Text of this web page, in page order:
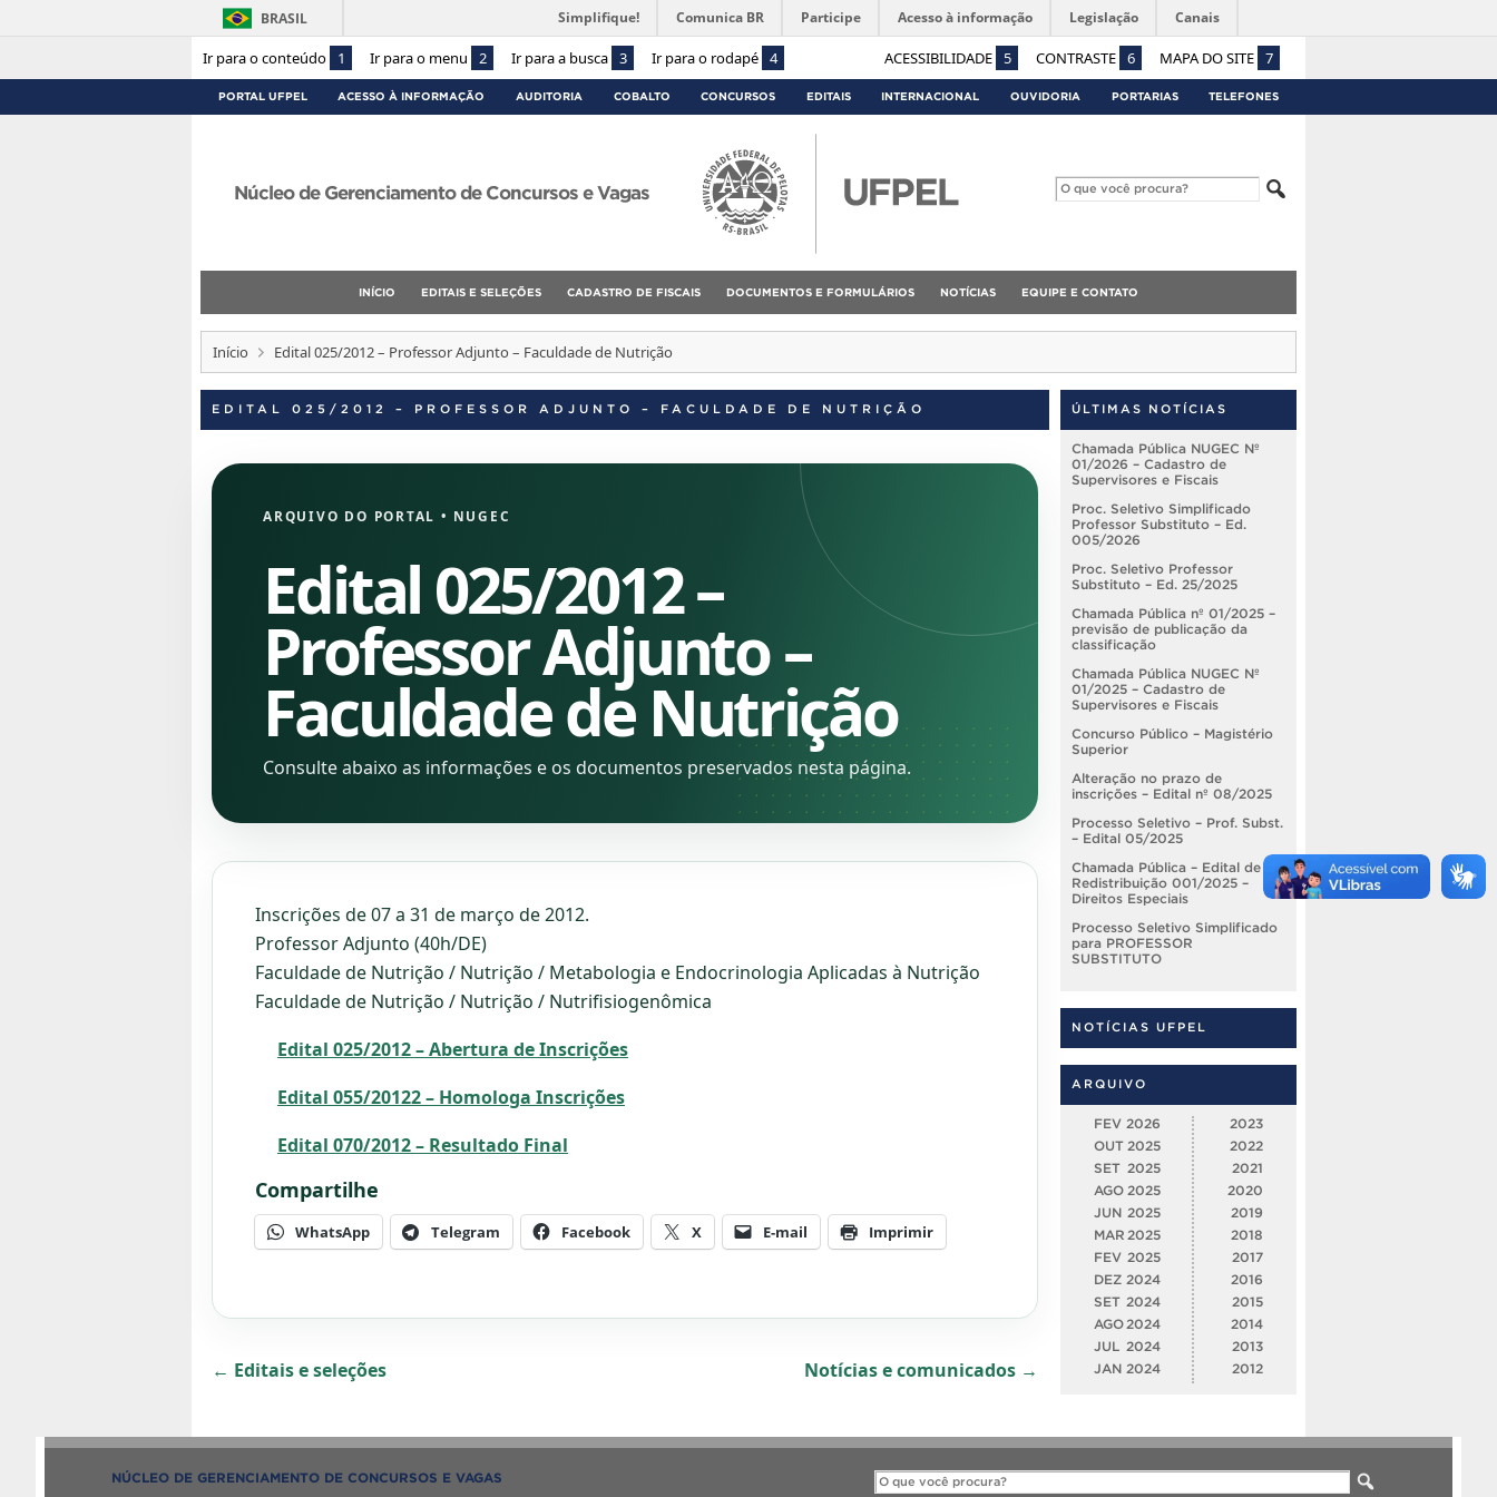
Ir para o conteúdo 1 Ir para o menu 2 Ir para a busca 3 Ir para o rodapé 4 ACESSIBILIDADE 5 CONTRASTE 6 MAPA DO SITE 7
BRASIL Simplifique! Comunica BR Participe Acesso à informação Legislação Canais
PORTAL UFPEL ACESSO À INFORMAÇÃO AUDITORIA COBALTO CONCURSOS EDITAIS INTERNACIONAL OUVIDORIA PORTARIAS TELEFONES
Núcleo de Gerenciamento de Concursos e Vagas
INÍCIO EDITAIS E SELEÇÕES CADASTRO DE FISCAIS DOCUMENTOS E FORMULÁRIOS NOTÍCIAS EQUIPE E CONTATO
Início Edital 025/2012 – Professor Adjunto – Faculdade de Nutrição
EDITAL 025/2012 – PROFESSOR ADJUNTO – FACULDADE DE NUTRIÇÃO
ARQUIVO DO PORTAL • NUGEC
Edital 025/2012 –
Professor Adjunto –
Faculdade de Nutrição
Consulte abaixo as informações e os documentos preservados nesta página.
Inscrições de 07 a 31 de março de 2012.
Professor Adjunto (40h/DE)
Faculdade de Nutrição / Nutrição / Metabologia e Endocrinologia Aplicadas à Nutrição
Faculdade de Nutrição / Nutrição / Nutrifisiogenômica
Edital 025/2012 – Abertura de Inscrições
Edital 055/20122 – Homologa Inscrições
Edital 070/2012 – Resultado Final
Compartilhe
WhatsApp Telegram Facebook X E-mail Imprimir
← Editais e seleções Notícias e comunicados →
ÚLTIMAS NOTÍCIAS
Chamada Pública NUGEC Nº
01/2026 – Cadastro de
Supervisores e Fiscais
Proc. Seletivo Simplificado
Professor Substituto – Ed.
005/2026
Proc. Seletivo Professor
Substituto – Ed. 25/2025
Chamada Pública nº 01/2025 –
previsão de publicação da
classificação
Chamada Pública NUGEC Nº
01/2025 – Cadastro de
Supervisores e Fiscais
Concurso Público – Magistério
Superior
Alteração no prazo de
inscrições – Edital nº 08/2025
Processo Seletivo – Prof. Subst.
– Edital 05/2025
Chamada Pública – Edital de
Redistribuição 001/2025 –
Direitos Especiais
Processo Seletivo Simplificado
para PROFESSOR
SUBSTITUTO
NOTÍCIAS UFPEL
ARQUIVO
FEV 2026
OUT 2025
SET 2025
AGO 2025
JUN 2025
MAR 2025
FEV 2025
DEZ 2024
SET 2024
AGO 2024
JUL 2024
JAN 2024
2023
2022
2021
2020
2019
2018
2017
2016
2015
2014
2013
2012
NÚCLEO DE GERENCIAMENTO DE CONCURSOS E VAGAS